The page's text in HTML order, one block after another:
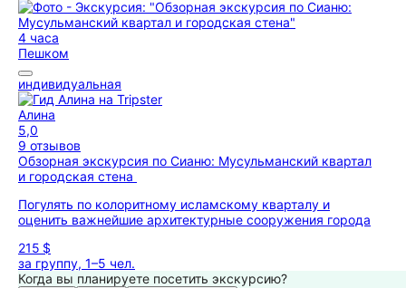
4 часа
Пешком
индивидуальная
Алина
5,0
9 отзывов
Обзорная экскурсия по Сианю: Мусульманский квартал
и городская стена
Погулять по колоритному исламскому кварталу и
оценить важнейшие архитектурные сооружения города
215 $
за группу, 1–5 чел.
Когда вы планируете посетить экскурсию?